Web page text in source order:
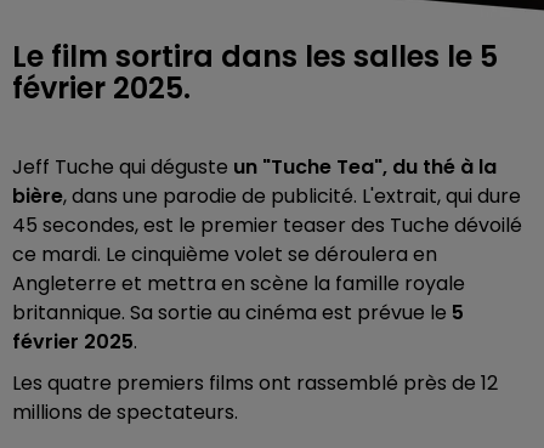
Le film sortira dans les salles le 5
février 2025.
Jeff Tuche qui déguste un "Tuche Tea", du thé à la
bière, dans une parodie de publicité. L'extrait, qui dure
45 secondes, est le premier teaser des Tuche dévoilé
ce mardi. Le cinquième volet se déroulera en
Angleterre et mettra en scène la famille royale
britannique. Sa sortie au cinéma est prévue le 5
février 2025.
Les quatre premiers films ont rassemblé près de 12
millions de spectateurs.